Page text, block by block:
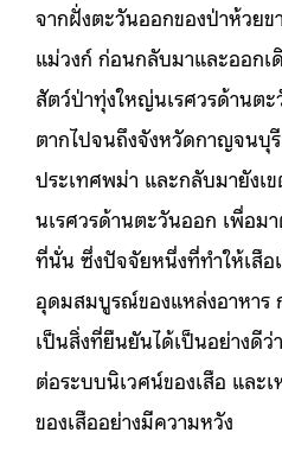
จากฝั่งตะวันออกของป่าห้วยข
แม่วงก์ ก่อนกลับมาและออกเ
สัตว์ป่าทุ่งใหญ่นเรศวรด้านต
ตากไปจนถึงจังหวัดกาญจนบุ
ประเทศพม่า และกลับมายัง
นเรศวรด้านตะวันออก เพื่อม
ที่นั่น ซึ่งปัจจัยหนึ่งที่ทำให้เสือ
อุดมสมบูรณ์ของแหล่งอาหาร
เป็นสิ่งที่ยืนยันได้เป็นอย่างดี
ต่อระบบนิเวศน์ของเสือ และ
ของเสืออย่างมีความหวัง